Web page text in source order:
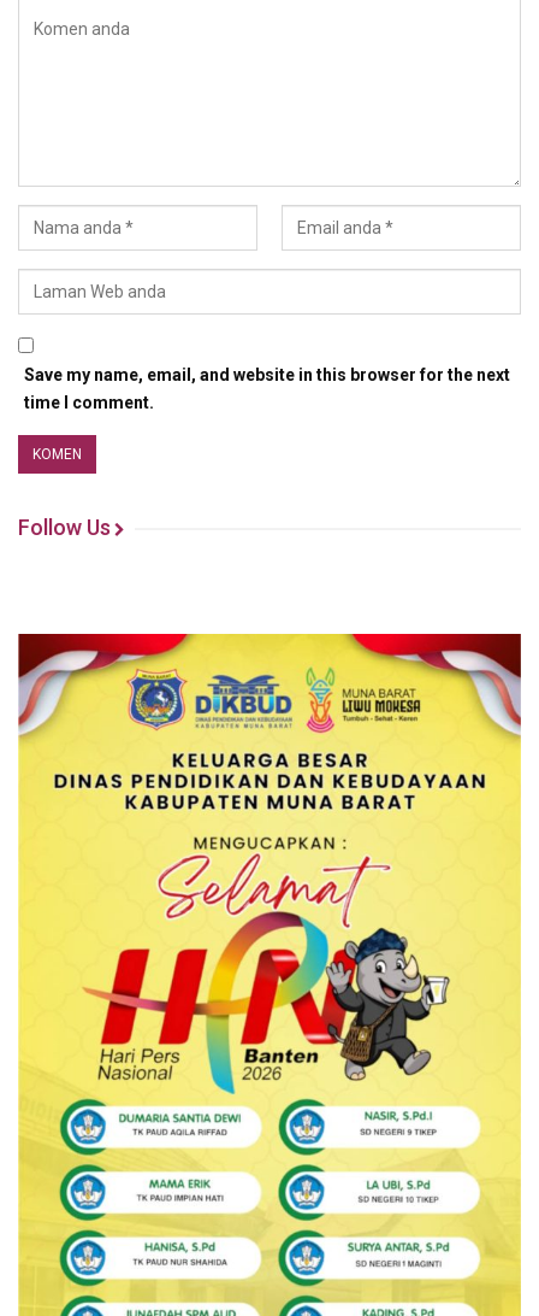
Save my name, email, and website in this browser for the next
time I comment.
Follow Us